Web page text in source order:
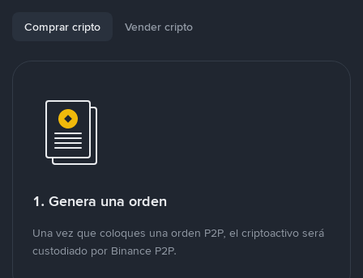
Comprar cripto Vender cripto
1. Genera una orden
Una vez que coloques una orden P2P, el criptoactivo será
custodiado por Binance P2P.